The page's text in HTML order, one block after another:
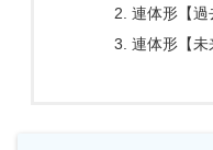
連体形【過
連体形【未